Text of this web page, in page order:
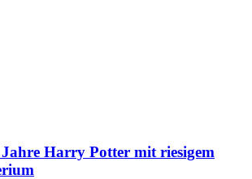
Harry Potter mit riesigem